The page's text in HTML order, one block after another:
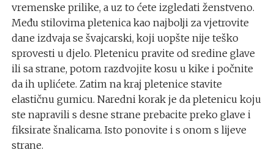
vremenske prilike, a uz to ćete izgledati ženstveno.
Među stilovima pletenica kao najbolji za vjetrovite
dane izdvaja se švajcarski, koji uopšte nije teško
sprovesti u djelo. Pletenicu pravite od sredine glave
ili sa strane, potom razdvojite kosu u kike i počnite
da ih uplićete. Zatim na kraj pletenice stavite
elastičnu gumicu. Naredni korak je da pletenicu koju
ste napravili s desne strane prebacite preko glave i
fiksirate šnalicama. Isto ponovite i s onom s lijeve
strane.